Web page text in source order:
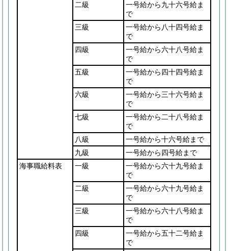
二級
一号給から九十六号給ま
で
三級
一号給から八十四号給ま
で
四級
一号給から六十八号給ま
で
五級
一号給から四十四号給ま
で
六級
一号給から三十六号給ま
で
七級
一号給から二十八号給ま
で
八級
一号給から十六号給まで
九級
一号給から四号給まで
海事職給料表
一級
一号給から六十九号給ま
で
二級
一号給から六十九号給ま
で
三級
一号給から六十八号給ま
で
四級
一号給から五十二号給ま
で